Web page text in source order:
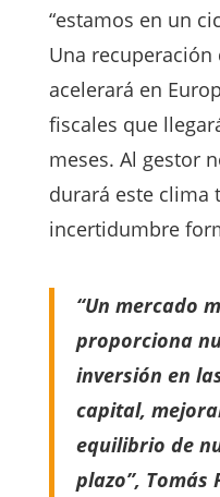
“estamos en un
Una
acelerará en
fiscales que
meses. Al gestor
durará este clima
incertidumbre
“Un mercado
proporciona
inversión en
capital,
equilibrio de
plazo”,